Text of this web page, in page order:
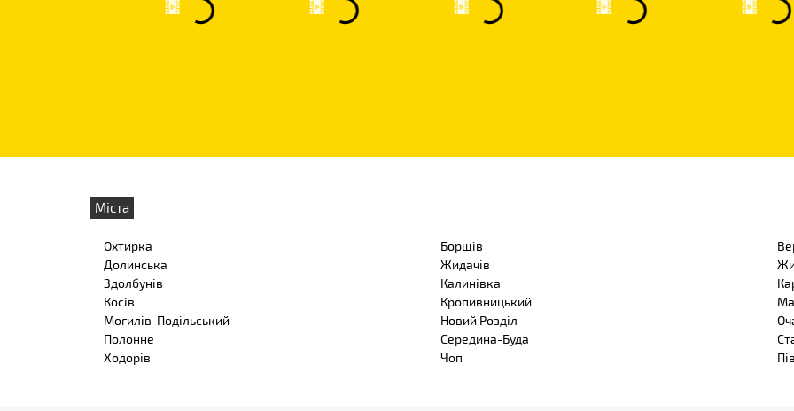
Міста
Охтирка Борщів
Долинська
Жидачів
Здолбунів
Калинівка
Косів
Кропивницький
Могилів-Подільський
Новий Розділ
Полонне
Середина-Буда
Ходорів
Чоп